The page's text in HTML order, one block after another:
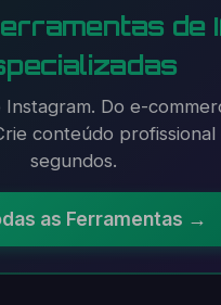
de
Instagram. Do e-
conteúdo profissional
segundos.
as Ferramentas →